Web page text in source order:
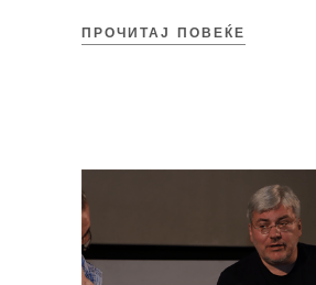
ПРОЧИТАЈ ПОВЕЌЕ